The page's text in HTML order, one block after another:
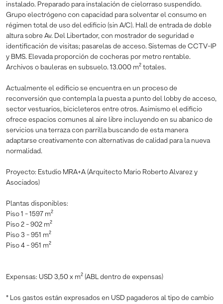
instalado. Preparado para instalación de cielorraso suspendido.
Grupo electrógeno con capacidad para solventar el consumo en
régimen total de uso del edificio (sin A/C). Hall de entrada de doble
altura sobre Av. Del Libertador, con mostrador de seguridad e
identificación de visitas; pasarelas de acceso. Sistemas de CCTV-IP
y BMS. Elevada proporción de cocheras por metro rentable.
Archivos o bauleras en subsuelo. 13.000 m² totales.
Actualmente el edificio se encuentra en un proceso de
reconversión que contempla la puesta a punto del lobby de acceso,
sector vestuarios, bicicleteros entre otros. Asimismo el edificio
ofrece espacios comunes al aire libre incluyendo en su abanico de
servicios una terraza con parrilla buscando de esta manera
adaptarse creativamente con alternativas de calidad para la nueva
normalidad.
Proyecto: Estudio MRA+A (Arquitecto Mario Roberto Alvarez y
Asociados)
Plantas disponibles:
Piso 1 - 1597 m²
Piso 2 - 902 m²
Piso 3 - 951 m²
Piso 4 - 951 m²
Expensas: USD 3,50 x m² (ABL dentro de expensas)
* Los gastos están expresados en USD pagaderos al tipo de cambio